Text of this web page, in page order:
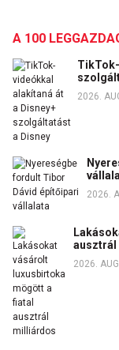
A 100
2026.
2026.
2026.